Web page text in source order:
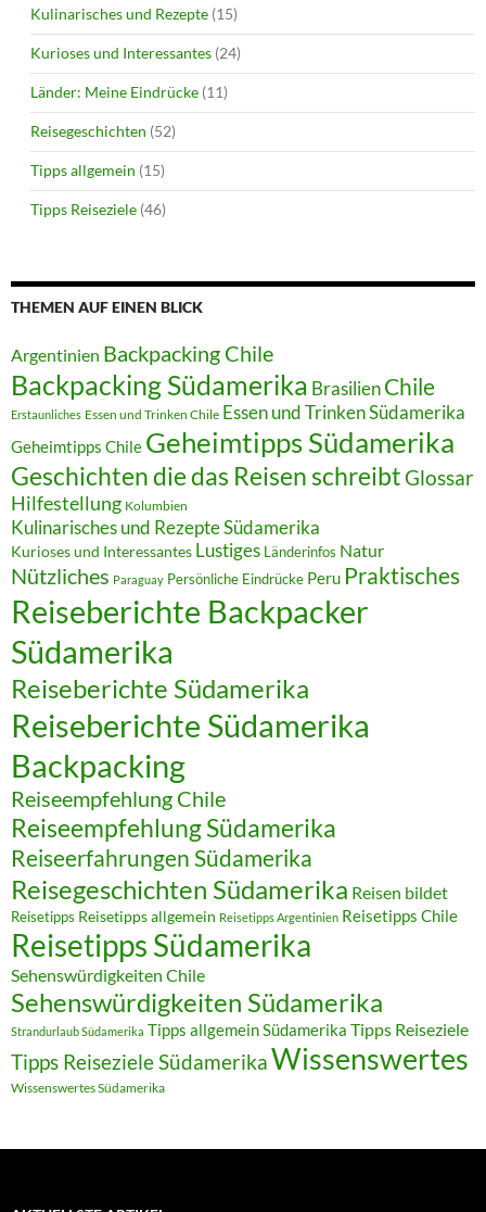
Kulinarisches und Rezepte (15)
Kurioses und Interessantes (24)
Länder: Meine Eindrücke (11)
Reisegeschichten (52)
Tipps allgemein (15)
Tipps Reiseziele (46)
THEMEN AUF EINEN BLICK
Argentinien Backpacking Chile
Backpacking Südamerika Brasilien Chile
Erstaunliches Essen und Trinken Chile Essen und Trinken Südamerika
Geheimtipps Chile Geheimtipps Südamerika
Geschichten die das Reisen schreibtGlossar
Hilfestellung Kolumbien
Kulinarisches und Rezepte Südamerika
Kurioses und Interessantes Lustiges Länderinfos Natur
Nützliches Paraguay Persönliche Eindrücke Peru Praktisches
Reiseberichte Backpacker
Südamerika
Reiseberichte Südamerika
Reiseberichte Südamerika
Backpacking
Reiseempfehlung Chile
Reiseempfehlung Südamerika
Reiseerfahrungen Südamerika
Reisegeschichten Südamerika Reisen bildet
Reisetipps Reisetipps allgemein Reisetipps Argentinien Reisetipps Chile
Reisetipps Südamerika
Sehenswürdigkeiten Chile
Sehenswürdigkeiten Südamerika
Strandurlaub Südamerika Tipps allgemein Südamerika Tipps Reiseziele
Tipps Reiseziele SüdamerikaWissenswertes
Wissenswertes Südamerika